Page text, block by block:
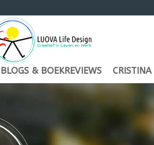
BLOGS & BOEKREVIEWS CRISTINA